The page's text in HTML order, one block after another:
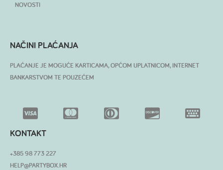
NOVOSTI
NAČINI PLAĆANJA
PLAĆANJE JE MOGUĆE KARTICAMA, OPĆOM UPLATNICOM, INTERNET
BANKARSTVOM TE POUZEĆEM
KONTAKT
+385 98 773 227
HELP@PARTYBOX.HR